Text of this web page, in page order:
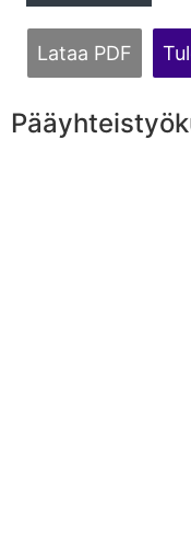
Lataa PDF